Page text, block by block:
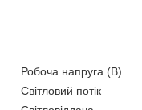
Робоча напруга (В)
Світловий потік